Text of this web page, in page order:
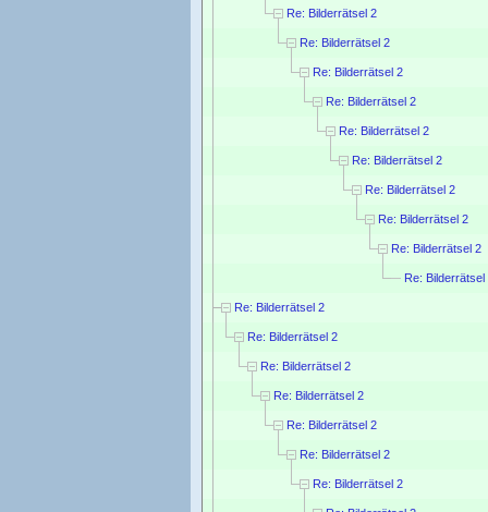
Re: Bilderrätsel 2
Re: Bilderrätsel 2
Re: Bilderrätsel 2
Re: Bilderrätsel 2
Re: Bilderrätsel 2
Re: Bilderrätsel 2
Re: Bilderrätsel 2
Re: Bilderrätsel 2
Re: Bilderrätsel 2
Re: Bilderrätsel
Re: Bilderrätsel 2
Re: Bilderrätsel 2
Re: Bilderrätsel 2
Re: Bilderrätsel 2
Re: Bilderrätsel 2
Re: Bilderrätsel 2
Re: Bilderrätsel 2